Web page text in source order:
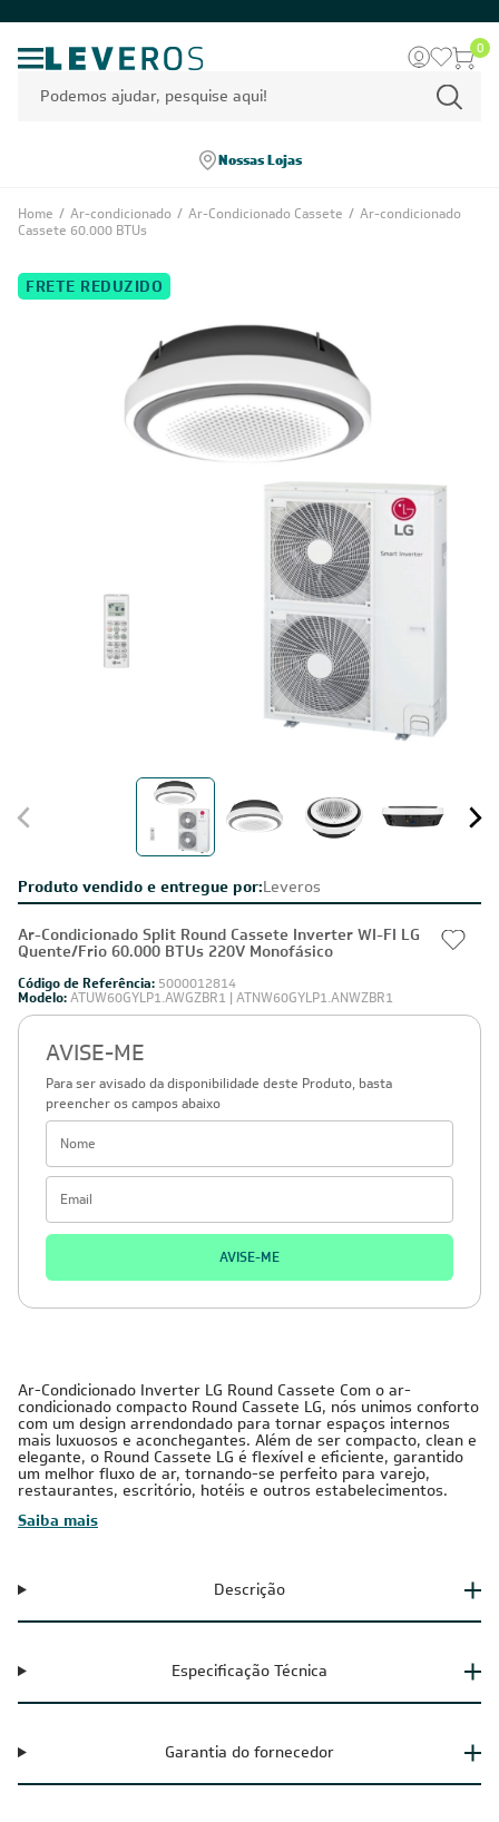
0
Nossas Lojas
Home / Ar-condicionado / Ar-Condicionado Cassete / Ar-condicionado
Cassete 60.000 BTUs
Produto vendido e entregue por:Leveros
Ar-Condicionado Split Round Cassete Inverter WI-FI LG
Quente/Frio 60.000 BTUs 220V Monofásico
Código de Referência: 5000012814
Modelo:ATUW60GYLP1.AWGZBR1 | ATNW60GYLP1.ANWZBR1
AVISE-ME
Para ser avisado da disponibilidade deste Produto, basta
preencher os campos abaixo
AVISE-ME
Ar-Condicionado Inverter LG Round Cassete Com o ar-
condicionado compacto Round Cassete LG, nós unimos conforto
com um design arrendondado para tornar espaços internos
mais luxuosos e aconchegantes. Além de ser compacto, clean e
elegante, o Round Cassete LG é flexível e eficiente, garantido
um melhor fluxo de ar, tornando-se perfeito para varejo,
restaurantes, escritório, hotéis e outros estabelecimentos.
Saiba mais
FRETE REDUZIDO
Descrição
Especificação Técnica
Garantia do fornecedor